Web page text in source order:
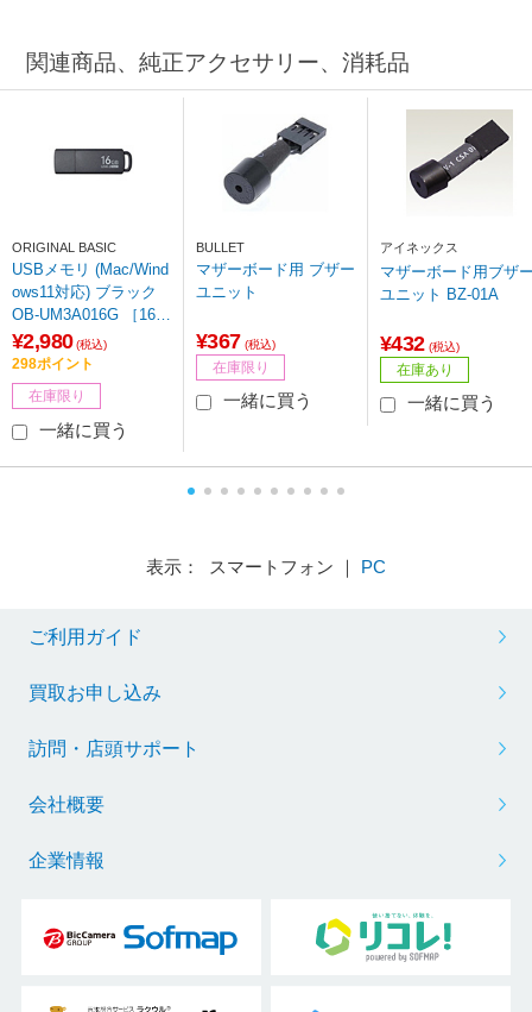
関連商品、純正アクセサリー、消耗品
ORIGINAL BASIC
USBメモリ (Mac/Wind
ows11対応) ブラック
OB-UM3A016G ［16G
B /USB TypeA /USB3.
2 /キャップ式］
¥2,980 (税込)
298ポイント
在庫限り
一緒に買う
BULLET
マザーボード用 ブザー
ユニット
¥367 (税込)
在庫限り
一緒に買う
アイネックス
マザーボード用ブザ
ユニット BZ-01A
¥432 (税込)
在庫あり
一緒に買う
表示： スマートフォン ｜ PC
ご利用ガイド
買取お申し込み
訪問・店頭サポート
会社概要
企業情報